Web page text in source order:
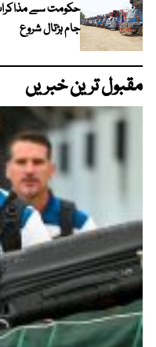
حکومت سے مذاکرات
جام ہڑتال شروع
مقبول ترین خبریں